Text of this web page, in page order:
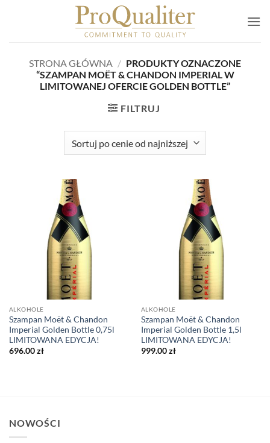
STRONA GŁÓWNA / PRODUKTY OZNACZONE
“SZAMPAN MOËT & CHANDON IMPERIAL W
LIMITOWANEJ OFERCIE GOLDEN BOTTLE”
FILTRUJ
ALKOHOLE
Szampan Moët & Chandon
Imperial Golden Bottle 0,75l
LIMITOWANA EDYCJA!
696.00zł
ALKOHOLE
Szampan Moët & Chandon
Imperial Golden Bottle 1,5l
LIMITOWANA EDYCJA!
999.00zł
NOWOŚCI